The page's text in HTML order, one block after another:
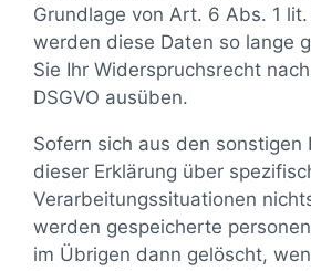
Grundlage von Art. 6 Abs. 1 lit.
werden diese Daten so lange
Sie Ihr Widerspruchsrecht
DSGVO ausüben.
Sofern sich aus den sonstigen
dieser Erklärung über
Verarbeitungssituationen
werden gespeicherte
im Übrigen dann gelöscht,